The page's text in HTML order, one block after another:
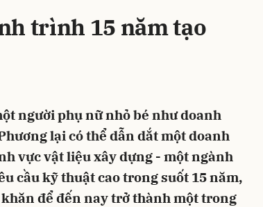
trình 15 năm tạo
người phụ nữ nhỏ bé như doanh
lại có thể dẫn dắt một doanh
vực vật liệu xây dựng - một ngành
cầu kỹ thuật cao trong suốt 15 năm,
để đến nay trở thành một trong